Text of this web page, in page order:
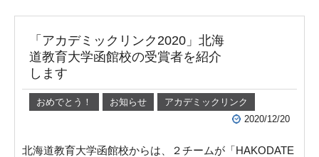
「アカデミックリンク2020」北海
道教育大学函館校の受賞者を紹介
します
おめでとう！ お知らせ
アカデミックリンク
2020/12/20
北海道教育大学函館校からは、２チームが「HAKODATE